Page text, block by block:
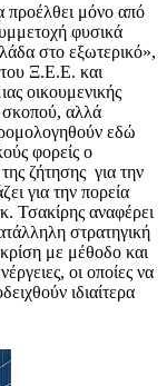
προέλθει μόνο από
φυσικά
στο εξωτερικό»,
Ξ.Ε.Ε. και
οικουμενικής
σκοπού, αλλά
εδώ
φορείς ο
ζήτησης για την
για την πορεία
Τσακίρης αναφέρει
στρατηγική
κρίση με μέθοδο και
οι οποίες να
ιδιαίτερα